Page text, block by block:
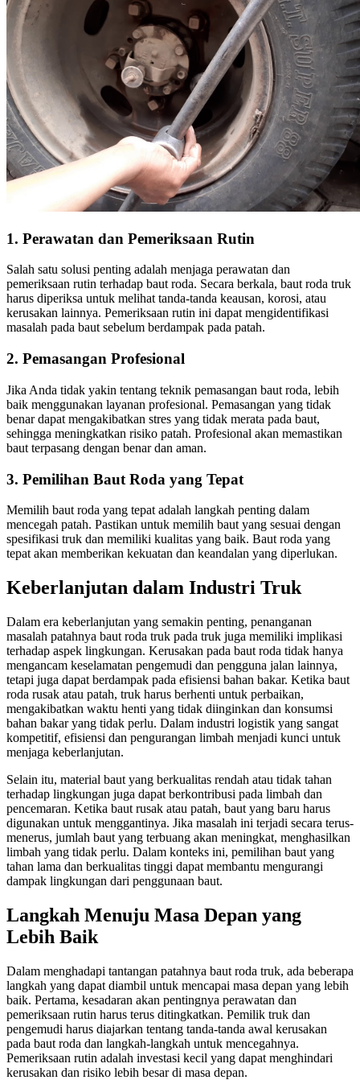
1. Perawatan dan Pemeriksaan Rutin
Salah satu solusi penting adalah menjaga perawatan dan
pemeriksaan rutin terhadap baut roda. Secara berkala, baut roda truk
harus diperiksa untuk melihat tanda-tanda keausan, korosi, atau
kerusakan lainnya. Pemeriksaan rutin ini dapat mengidentifikasi
masalah pada baut sebelum berdampak pada patah.
2. Pemasangan Profesional
Jika Anda tidak yakin tentang teknik pemasangan baut roda, lebih
baik menggunakan layanan profesional. Pemasangan yang tidak
benar dapat mengakibatkan stres yang tidak merata pada baut,
sehingga meningkatkan risiko patah. Profesional akan memastikan
baut terpasang dengan benar dan aman.
3. Pemilihan Baut Roda yang Tepat
Memilih baut roda yang tepat adalah langkah penting dalam
mencegah patah. Pastikan untuk memilih baut yang sesuai dengan
spesifikasi truk dan memiliki kualitas yang baik. Baut roda yang
tepat akan memberikan kekuatan dan keandalan yang diperlukan.
Keberlanjutan dalam Industri Truk
Dalam era keberlanjutan yang semakin penting, penanganan
masalah patahnya baut roda truk pada truk juga memiliki implikasi
terhadap aspek lingkungan. Kerusakan pada baut roda tidak hanya
mengancam keselamatan pengemudi dan pengguna jalan lainnya,
tetapi juga dapat berdampak pada efisiensi bahan bakar. Ketika baut
roda rusak atau patah, truk harus berhenti untuk perbaikan,
mengakibatkan waktu henti yang tidak diinginkan dan konsumsi
bahan bakar yang tidak perlu. Dalam industri logistik yang sangat
kompetitif, efisiensi dan pengurangan limbah menjadi kunci untuk
menjaga keberlanjutan.
Selain itu, material baut yang berkualitas rendah atau tidak tahan
terhadap lingkungan juga dapat berkontribusi pada limbah dan
pencemaran. Ketika baut rusak atau patah, baut yang baru harus
digunakan untuk menggantinya. Jika masalah ini terjadi secara terus-
menerus, jumlah baut yang terbuang akan meningkat, menghasilkan
limbah yang tidak perlu. Dalam konteks ini, pemilihan baut yang
tahan lama dan berkualitas tinggi dapat membantu mengurangi
dampak lingkungan dari penggunaan baut.
Langkah Menuju Masa Depan yang
Lebih Baik
Dalam menghadapi tantangan patahnya baut roda truk, ada beberapa
langkah yang dapat diambil untuk mencapai masa depan yang lebih
baik. Pertama, kesadaran akan pentingnya perawatan dan
pemeriksaan rutin harus terus ditingkatkan. Pemilik truk dan
pengemudi harus diajarkan tentang tanda-tanda awal kerusakan
pada baut roda dan langkah-langkah untuk mencegahnya.
Pemeriksaan rutin adalah investasi kecil yang dapat menghindari
kerusakan dan risiko lebih besar di masa depan.